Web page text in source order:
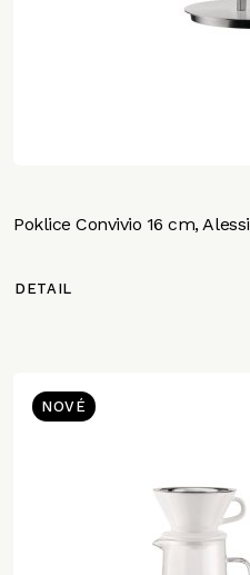
Poklice Convivio 16 cm, Alessi
DETAIL
NOVÉ